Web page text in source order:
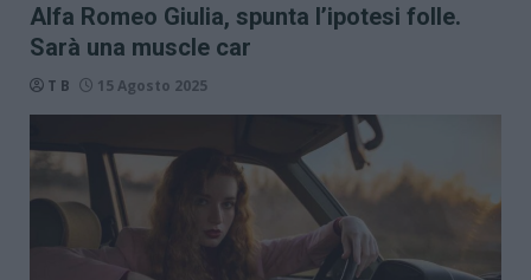
Alfa Romeo Giulia, spunta l’ipotesi folle.
Sarà una muscle car
T B 15 Agosto 2025